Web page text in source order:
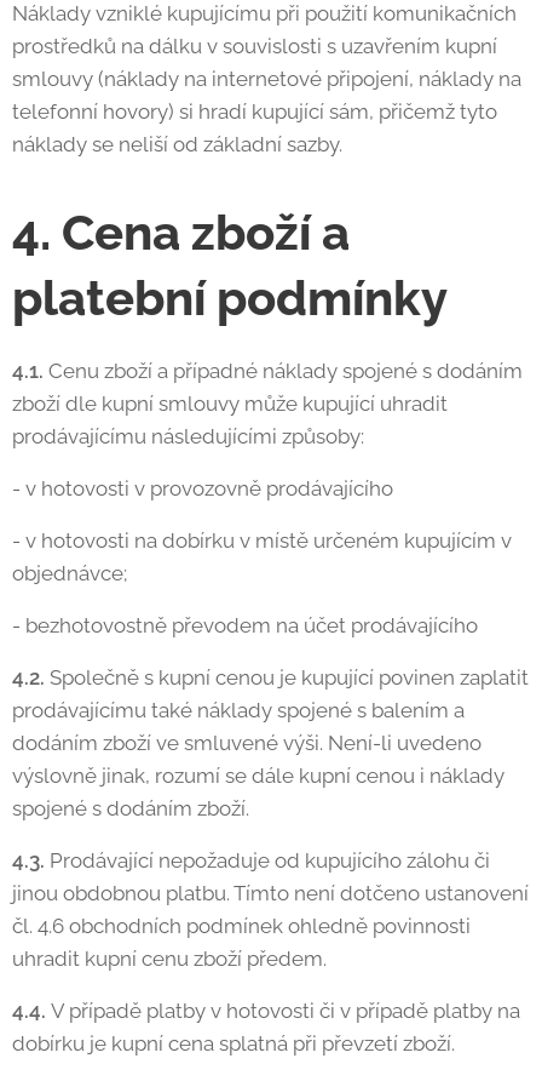
Náklady vzniklé kupujícímu při použití komunikačních
prostředků na dálku v souvislosti s uzavřením kupní
smlouvy (náklady na internetové připojení, náklady na
telefonní hovory) si hradí kupující sám, přičemž tyto
náklady se neliší od základní sazby.
4. Cena zboží a
platební podmínky
4.1. Cenu zboží a případné náklady spojené s dodáním
zboží dle kupní smlouvy může kupující uhradit
prodávajícímu následujícími způsoby:
- v hotovosti v provozovně prodávajícího
- v hotovosti na dobírku v místě určeném kupujícím v
objednávce;
- bezhotovostně převodem na účet prodávajícího
4.2. Společně s kupní cenou je kupující povinen zaplatit
prodávajícímu také náklady spojené s balením a
dodáním zboží ve smluvené výši. Není-li uvedeno
výslovně jinak, rozumí se dále kupní cenou i náklady
spojené s dodáním zboží.
4.3. Prodávající nepožaduje od kupujícího zálohu či
jinou obdobnou platbu. Tímto není dotčeno ustanovení
čl. 4.6 obchodních podmínek ohledně povinnosti
uhradit kupní cenu zboží předem.
4.4. V případě platby v hotovosti či v případě platby na
dobírku je kupní cena splatná při převzetí zboží.